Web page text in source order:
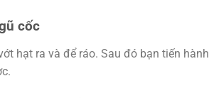
cốc
hạt ra và để ráo. Sau đó bạn tiến